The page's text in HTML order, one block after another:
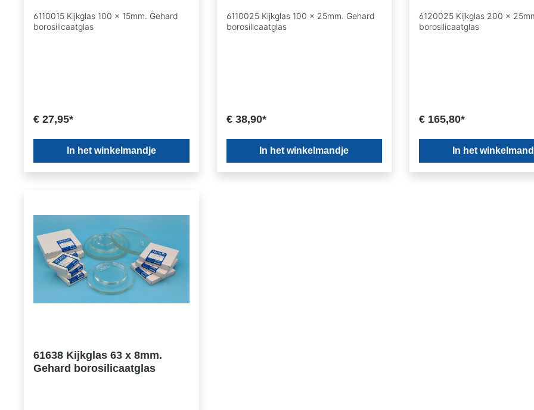
6110015 Kijkglas 100 x 15mm. Gehard
borosilicaatglas
€ 27,95*
In het winkelmandje
6110025 Kijkglas 100 x 25mm. Gehard
borosilicaatglas
€ 38,90*
In het winkelmandje
6120025 Kijkglas 200 x
borosilicaatglas
€ 165,80*
In het
61638 Kijkglas 63 x 8mm.
Gehard borosilicaatglas